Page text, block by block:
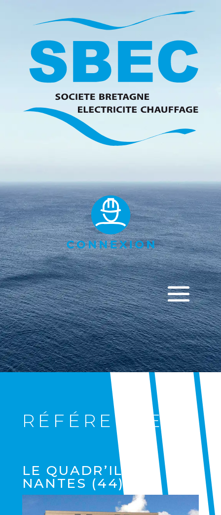
RÉFÉRENCES
LE QUADR’ILE
NANTES (44)